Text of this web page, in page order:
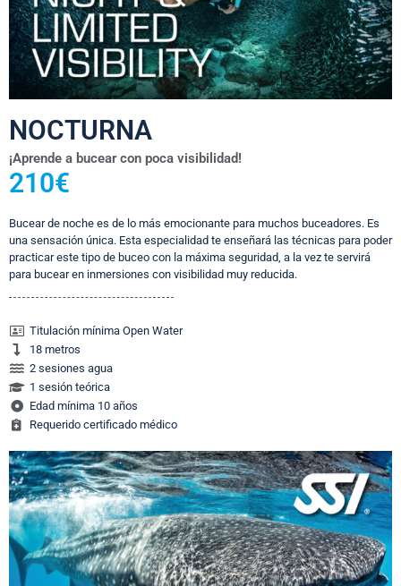
NOCTURNA
¡Aprende a bucear con poca visibilidad!
210€
Bucear de noche es de lo más emocionante para muchos buceadores. Es
una sensación única. Esta especialidad te enseñará las técnicas para poder
practicar este tipo de buceo con la máxima seguridad, a la vez te servirá
para bucear en inmersiones con visibilidad muy reducida.
Titulación mínima Open Water
18 metros
2 sesiones agua
1 sesión teórica
Edad mínima 10 años
Requerido certificado médico